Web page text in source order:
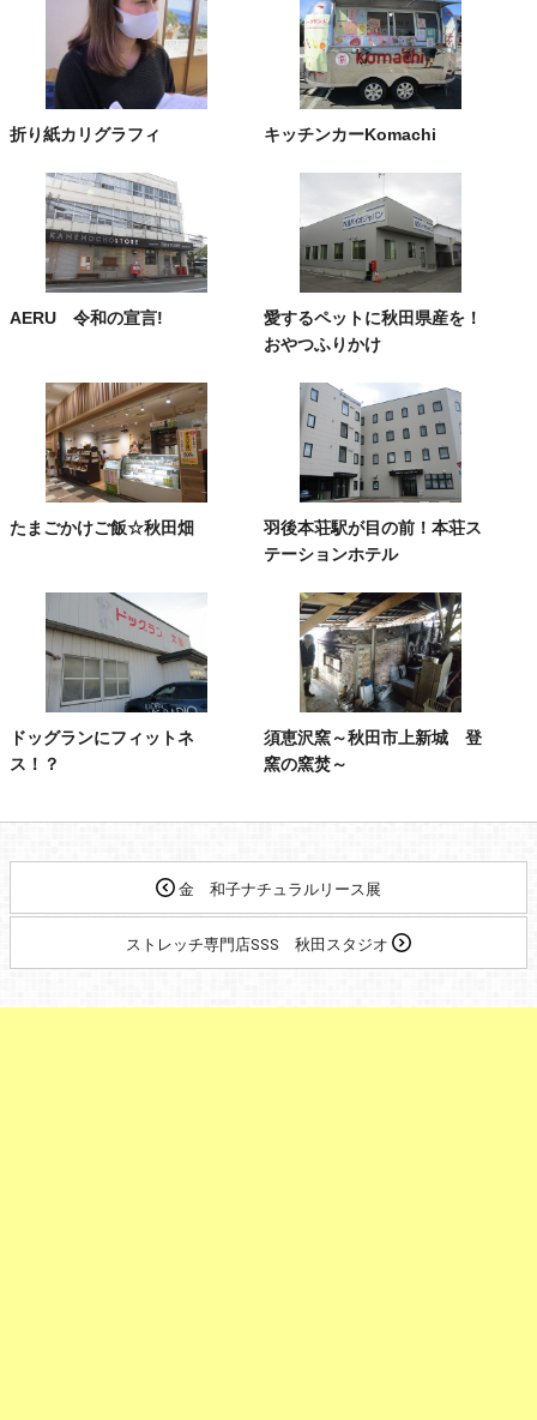
折り紙カリグラフィ キッチンカーKomachi
AERU 令和の宣言!
愛するペットに秋田県産を！
おやつふりかけ
たまごかけご飯☆秋田畑
羽後本荘駅が目の前！本荘ス
テーションホテル
ドッグランにフィットネ
ス！？
須恵沢窯～秋田市上新城 登
窯の窯焚～
金 和子ナチュラルリース展
ストレッチ専門店SSS 秋田スタジオ